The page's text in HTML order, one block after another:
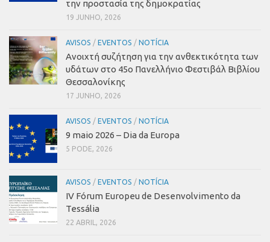
την προστασία της δημοκρατίας
19 JUNHO, 2026
AVISOS / EVENTOS / NOTÍCIA
Ανοιχτή συζήτηση για την ανθεκτικότητα των
υδάτων στο 45ο Πανελλήνιο Φεστιβάλ Βιβλίου
Θεσσαλονίκης
17 JUNHO, 2026
AVISOS / EVENTOS / NOTÍCIA
9 maio 2026 – Dia da Europa
5 PODE, 2026
AVISOS / EVENTOS / NOTÍCIA
IV Fórum Europeu de Desenvolvimento da
Tessália
22 ABRIL, 2026